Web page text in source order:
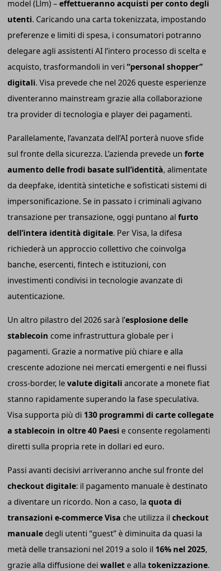
model (Llm) –effettueranno acquisti per conto degli
utenti. Caricando una carta tokenizzata, impostando
preferenze e limiti di spesa, i consumatori potranno
delegare agli assistenti AI l’intero processo di scelta e
acquisto, trasformandoli in veri “personal shopper”
digitali. Visa prevede che nel 2026 queste esperienze
diventeranno mainstream grazie alla collaborazione
tra provider di tecnologia e player dei pagamenti.
Parallelamente, l’avanzata dell’AI porterà nuove sfide
sul fronte della sicurezza. L’azienda prevede un forte
aumento delle frodi basate sull’identità, alimentate
da deepfake, identità sintetiche e sofisticati sistemi di
impersonificazione. Se in passato i criminali agivano
transazione per transazione, oggi puntano al furto
dell’intera identità digitale. Per Visa, la difesa
richiederà un approccio collettivo che coinvolga
banche, esercenti, fintech e istituzioni, con
investimenti condivisi in tecnologie avanzate di
autenticazione.
Un altro pilastro del 2026 sarà l’esplosione delle
stablecoin come infrastruttura globale per i
pagamenti. Grazie a normative più chiare e alla
crescente adozione nei mercati emergenti e nei flussi
cross-border, levalute digitali ancorate a monete fiat
stanno rapidamente superando la fase speculativa.
Visa supporta più di 130 programmi di carte collegate
a stablecoin in oltre 40 Paesi e consente regolamenti
diretti sulla propria rete in dollari ed euro.
Passi avanti decisivi arriveranno anche sul fronte del
checkout digitale: il pagamento manuale è destinato
a diventare un ricordo. Non a caso, la quota di
transazioni e-commerce Visa che utilizza il checkout
manuale degli utenti “guest” è diminuita da quasi la
metà delle transazioni nel 2019 a solo il 16% nel 2025,
grazie alla diffusione dei wallet e alla tokenizzazione.